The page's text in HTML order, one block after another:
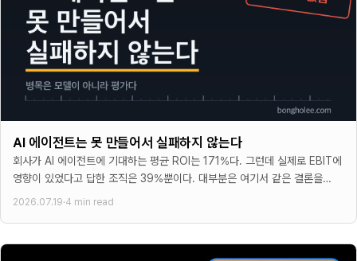
AI 에이전트는 못 만들어서 실패하지 않는다
회사가 AI 에이전트에 기대하는 평균 ROI는 171%다. 그런데 실제로 EBIT에
영향이 있었다고 답한 조직은 39%뿐이다. 대부분은 여기서 같은 결론을
내린다. 모델이 아직
2026.07.19·4 min read